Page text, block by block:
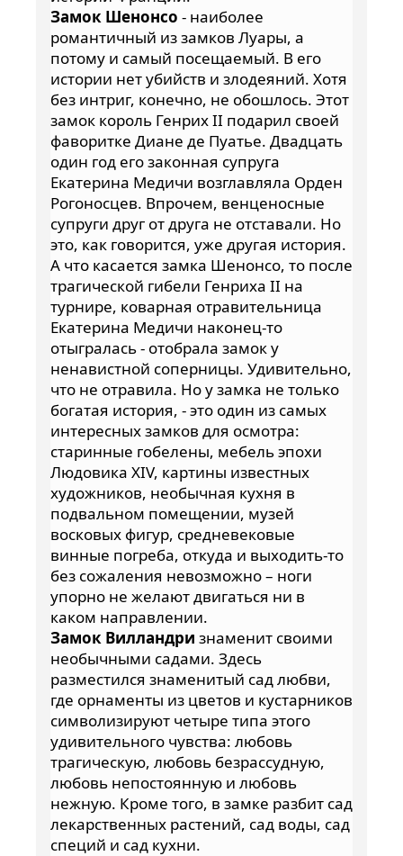
Замок Шенонсо - наиболее
романтичный из замков Луары, а
потому и самый посещаемый. В его
истории нет убийств и злодеяний. Хотя
без интриг, конечно, не обошлось. Этот
замок король Генрих II подарил своей
фаворитке Диане де Пуатье. Двадцать
один год его законная супруга
Екатерина Медичи возглавляла Орден
Рогоносцев. Впрочем, венценосные
супруги друг от друга не отставали. Но
это, как говорится, уже другая история.
А что касается замка Шенонсо, то после
трагической гибели Генриха II на
турнире, коварная отравительница
Екатерина Медичи наконец-то
отыгралась - отобрала замок у
ненавистной соперницы. Удивительно,
что не отравила. Но у замка не только
богатая история, - это один из самых
интересных замков для осмотра:
старинные гобелены, мебель эпохи
Людовика ХIV, картины известных
художников, необычная кухня в
подвальном помещении, музей
восковых фигур, средневековые
винные погреба, откуда и выходить-то
без сожаления невозможно – ноги
упорно не желают двигаться ни в
каком направлении.
Замок Вилландри знаменит своими
необычными садами. Здесь
разместился знаменитый сад любви,
где орнаменты из цветов и кустарников
символизируют четыре типа этого
удивительного чувства: любовь
трагическую, любовь безрассудную,
любовь непостоянную и любовь
нежную. Кроме того, в замке разбит сад
лекарственных растений, сад воды, сад
специй и сад кухни.